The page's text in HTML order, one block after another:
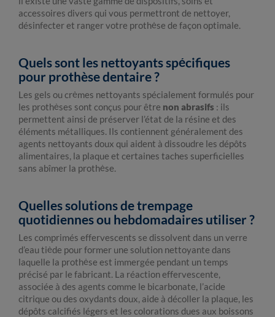
accessoires divers qui vous permettront de nettoyer,
désinfecter et ranger votre prothèse de façon optimale.
Quels sont les nettoyants spécifiques
pour prothèse dentaire ?
Les gels ou crèmes nettoyants spécialement formulés pour
les prothèses sont conçus pour être non abrasifs : ils
permettent ainsi de préserver l’état de la résine et des
éléments métalliques. Ils contiennent généralement des
agents nettoyants doux qui aident à dissoudre les dépôts
alimentaires, la plaque et certaines taches superficielles
sans abîmer la prothèse.
Quelles solutions de trempage
quotidiennes ou hebdomadaires utiliser ?
Les comprimés effervescents se dissolvent dans un verre
d’eau tiède pour former une solution nettoyante dans
laquelle la prothèse est immergée pendant un temps
précisé par le fabricant. La réaction effervescente,
associée à des agents comme le bicarbonate, l’acide
citrique ou des oxydants doux, aide à décoller la plaque, les
dépôts calcifiés légers et les colorations dues aux boissons